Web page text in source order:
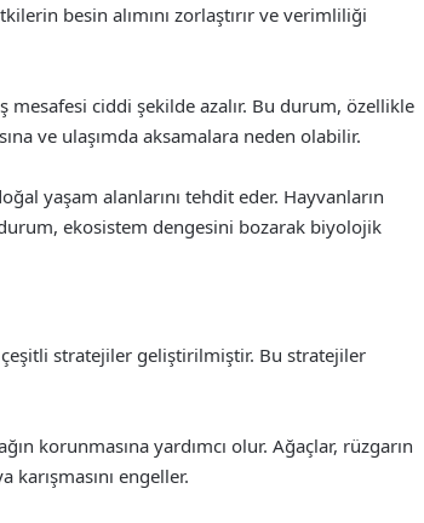
besin alımını zorlaştırır ve verimliliği
mesafesi ciddi şekilde azalır. Bu durum, özellikle
ve ulaşımda aksamalara neden olabilir.
yaşam alanlarını tehdit eder. Hayvanların
ekosistem dengesini bozarak biyolojik
çeşitli stratejiler geliştirilmiştir. Bu stratejiler
korunmasına yardımcı olur. Ağaçlar, rüzgarın
engeller.